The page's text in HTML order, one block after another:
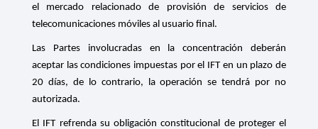
el mercado relacionado de provisión de servicios de
telecomunicaciones móviles al usuario final.
Las Partes involucradas en la concentración deberán
aceptar las condiciones impuestas por el IFT en un plazo de
20 días, de lo contrario, la operación se tendrá por no
autorizada.
El IFT refrenda su obligación constitucional de proteger el